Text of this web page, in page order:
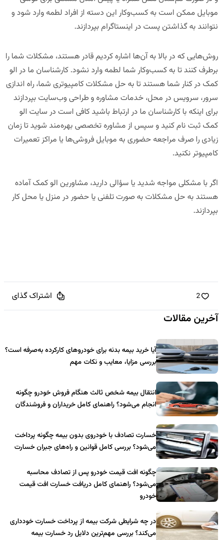
موبایل ممکن است به کسب‌وکار این دسته از افراد لطمه وارد شود و
نتوانند به گذاشتن پست در اینستاگرام بپردازند.
روش‌هایی که در بالا به آن‌ها اشاره کردیم قادر هستند، مشکلات شما را
برطرف کنند تا به کسب‌وکار شما لطمه وارد نشود. کارشناسان ما در الو
کمک در کنار شما هستند تا به حل مشکلات کامپیوتری شما، راه اندازی
سرور، سرویس در محل، خدمات مشاوره و طراحی وب‌سایت بپردازند
برای اینکه با کارشناسان ما در ارتباط باشید کافی است در سایت الو
کمک ثبت نام کنید و سپس از مشاوره تخصصی بهره‌مند شوید تا زمان
زیادی را صرف مراجعه حضوری به موبایل فروشی‌ها یا مراکز تعمیرات
کامپیوتر نکنید.
اگر با مشکلی مواجه شدید یا سؤالی دارید، مشاورین الو کمک آماده
هستند به حل مشکلات به صورت تلفنی یا حضور در منزل یا محل کار
بپردازند.
2 اشتراک گذای
آخرین مقالات
آیا خرید بیمه بدنه برای خودروهای کارکرده به‌صرفه است؟
بررسی مزایا، معایب و نکات مهم
انتقال بیمه شخص ثالث هنگام فروش خودرو چگونه
انجام می‌شود؟ راهنمای کامل خریداران و فروشندگان
خسارت تصادف با خودروی بدون بیمه چگونه پرداخت
می‌شود؟ بررسی کامل قوانین و راه‌های جبران خسارت
چگونه افت قیمت خودرو پس از تصادف محاسبه
می‌شود؟ راهنمای کامل دریافت خسارت افت قیمت
خودرو
در چه شرایطی شرکت بیمه از پرداخت خسارت خودداری
می‌کند؟ بررسی مهم‌ترین دلایل رد خسارت بیمه